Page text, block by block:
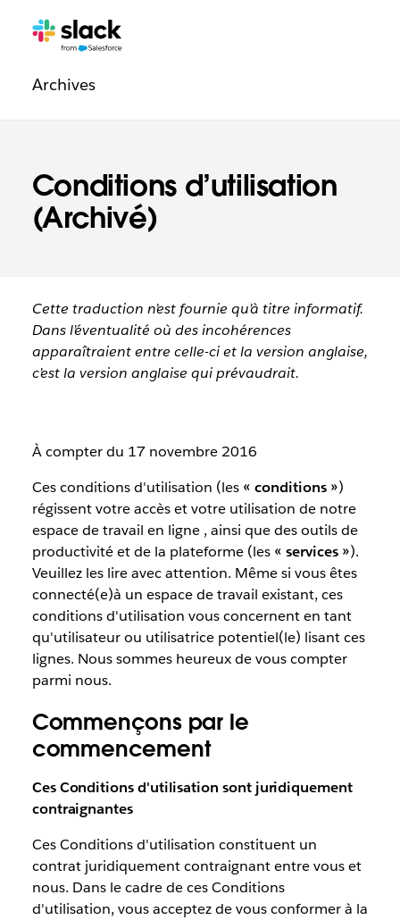
Conditions d’utilisation
(Archivé)
Navigation
légale
Pages
Archivessupplémentaires
Cette traduction n’est fournie qu’à titre informatif.
Dans l’éventualité où des incohérences
apparaîtraient entre celle-ci et la version anglaise,
c’est la version anglaise qui prévaudrait.
À compter du 17 novembre 2016
Ces conditions d'utilisation (les « conditions »)
régissent votre accès et votre utilisation de notre
espace de travail en ligne , ainsi que des outils de
productivité et de la plateforme (les « services »).
Veuillez les lire avec attention. Même si vous êtes
connecté(e)à un espace de travail existant, ces
conditions d'utilisation vous concernent en tant
qu'utilisateur ou utilisatrice potentiel(le) lisant ces
lignes. Nous sommes heureux de vous compter
parmi nous.
Commençons par le
commencement
Ces Conditions d'utilisation sont juridiquement
contraignantes
Ces Conditions d'utilisation constituent un
contrat juridiquement contraignant entre vous et
nous. Dans le cadre de ces Conditions
d'utilisation, vous acceptez de vous conformer à la